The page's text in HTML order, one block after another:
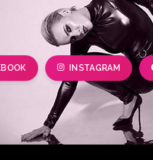
INSTAGRAM